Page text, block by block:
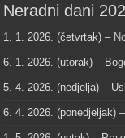
Neradni dani
1. 1. 2026. (četvrtak) –
6. 1. 2026. (utorak) –
5. 4. 2026. (nedjelja) –
6. 4. 2026. (ponedjeljak)